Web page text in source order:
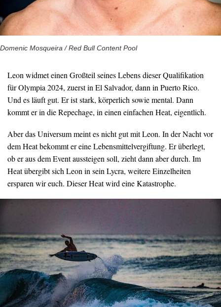
Domenic Mosqueira / Red Bull Content Pool
Leon widmet einen Großteil seines Lebens dieser Qualifikation
für Olympia 2024, zuerst in El Salvador, dann in Puerto Rico.
Und es läuft gut. Er ist stark, körperlich sowie mental. Dann
kommt er in die Repechage, in einen einfachen Heat, eigentlich.
Aber das Universum meint es nicht gut mit Leon. In der Nacht vor
dem Heat bekommt er eine Lebensmittelvergiftung. Er überlegt,
ob er aus dem Event aussteigen soll, zieht dann aber durch. Im
Heat übergibt sich Leon in sein Lycra, weitere Einzelheiten
ersparen wir euch. Dieser Heat wird eine Katastrophe.